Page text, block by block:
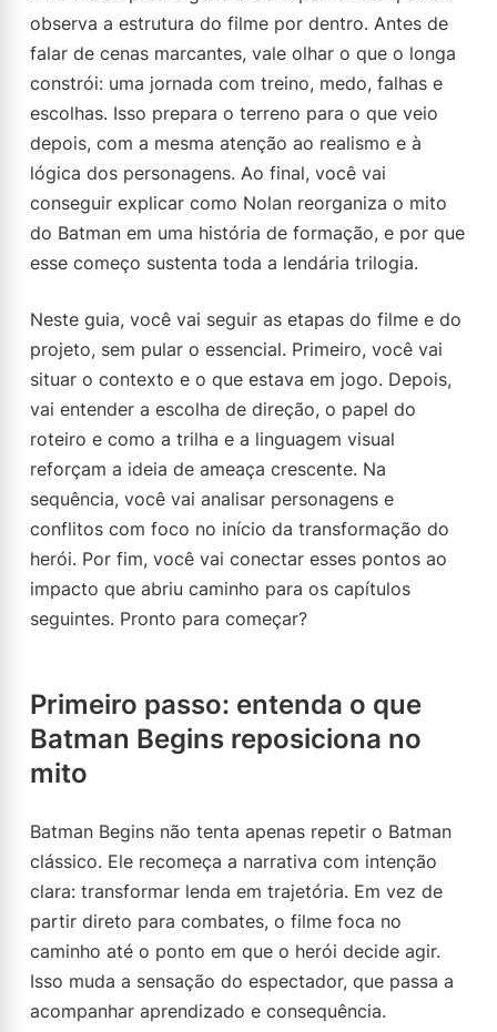
observa a estrutura do filme por dentro. Antes de
falar de cenas marcantes, vale olhar o que o longa
constrói: uma jornada com treino, medo, falhas e
escolhas. Isso prepara o terreno para o que veio
depois, com a mesma atenção ao realismo e à
lógica dos personagens. Ao final, você vai
conseguir explicar como Nolan reorganiza o mito
do Batman em uma história de formação, e por que
esse começo sustenta toda a lendária trilogia.
Neste guia, você vai seguir as etapas do filme e do
projeto, sem pular o essencial. Primeiro, você vai
situar o contexto e o que estava em jogo. Depois,
vai entender a escolha de direção, o papel do
roteiro e como a trilha e a linguagem visual
reforçam a ideia de ameaça crescente. Na
sequência, você vai analisar personagens e
conflitos com foco no início da transformação do
herói. Por fim, você vai conectar esses pontos ao
impacto que abriu caminho para os capítulos
seguintes. Pronto para começar?
Primeiro passo: entenda o que
Batman Begins reposiciona no
mito
Batman Begins não tenta apenas repetir o Batman
clássico. Ele recomeça a narrativa com intenção
clara: transformar lenda em trajetória. Em vez de
partir direto para combates, o filme foca no
caminho até o ponto em que o herói decide agir.
Isso muda a sensação do espectador, que passa a
acompanhar aprendizado e consequência.